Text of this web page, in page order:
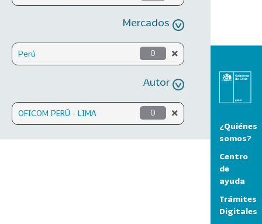
Mercados
Perú 0
Autor
OFICOM PERÚ - LIMA 0
¿Quiénes
somos?
Centro
de
ayuda
Trámites
Digitales